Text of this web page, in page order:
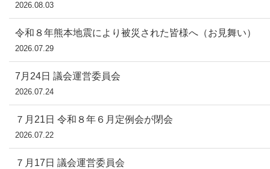
2026.08.03
令和８年熊本地震により被災された皆様へ（お見舞い）
2026.07.29
7月24日 議会運営委員会
2026.07.24
７月21日 令和８年６月定例会が閉会
2026.07.22
７月17日 議会運営委員会